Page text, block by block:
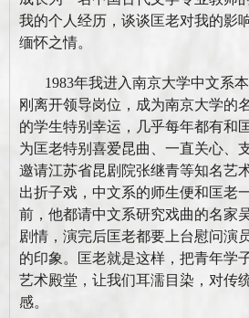
我的个人经历，谈谈匡老对我的影
缅怀之情。
1983年我进入南京大学中文系
刚离开领导岗位，成为南京大学的
的学生特别幸运，几乎每年都有和
为匡老特别喜爱昆曲、一直关心、
邀请江苏省昆剧院张继青等知名艺
出折子戏，中文系的师生便和匡老
前，他都请中文系研究戏曲的名家
剧情，演完后匡老都要上台慰问演
的印象。匡老就是这样，把青年学
艺术殿堂，让我们耳濡目染，对传
感。